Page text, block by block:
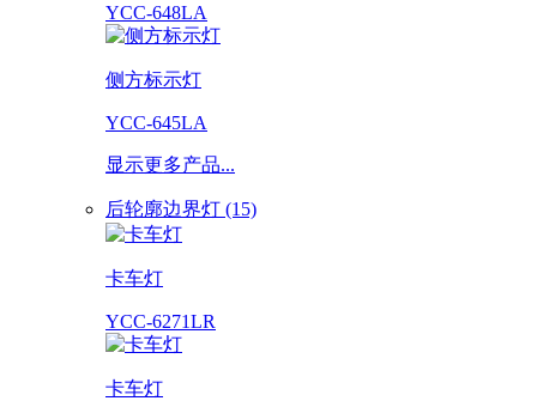
YCC-648LA
侧方标示灯
YCC-645LA
显示更多产品...
后轮廓边界灯 (15)
卡车灯
YCC-6271LR
卡车灯